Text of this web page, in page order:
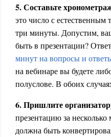
5. Составьте
это число с
три минуты. Допустим,
быть в презентации?
минут на вопросы и
на вебинаре вы будете
полуслове. В обоих
6. Пришлите
презентацию за
должна быть